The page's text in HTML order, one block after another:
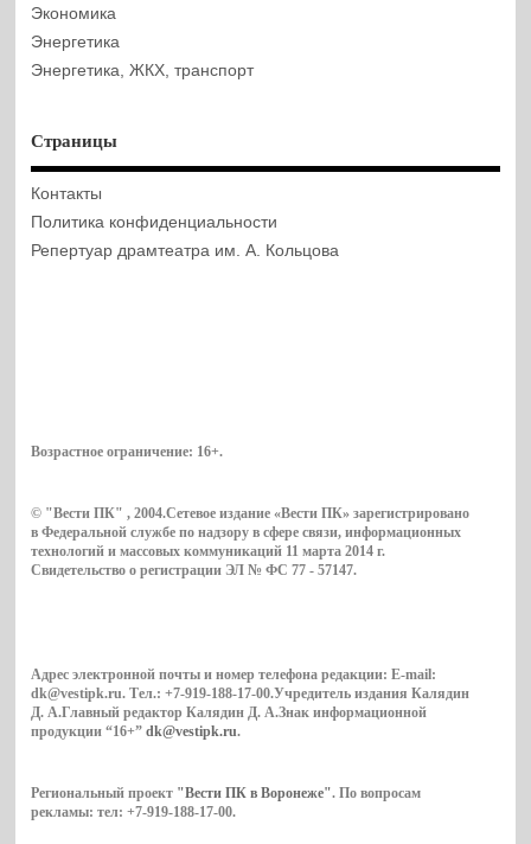
Экономика
Энергетика
Энергетика, ЖКХ, транспорт
Страницы
Контакты
Политика конфиденциальности
Репертуар драмтеатра им. А. Кольцова
Возрастное ограничение: 16+.
© "Вести ПК" , 2004.Сетевое издание «Вести ПК» зарегистрировано
в Федеральной службе по надзору в сфере связи, информационных
технологий и массовых коммуникаций 11 марта 2014 г.
Свидетельство о регистрации ЭЛ № ФС 77 - 57147.
Адрес электронной почты и номер телефона редакции: E-mail:
dk@vestipk.ru. Тел.: +7-919-188-17-00.Учредитель издания Калядин
Д. А.Главный редактор Калядин Д. А.Знак информационной
продукции “16+”dk@vestipk.ru.
Региональный проект "Вести ПК в Воронеже". По вопросам
рекламы: тел: +7-919-188-17-00.